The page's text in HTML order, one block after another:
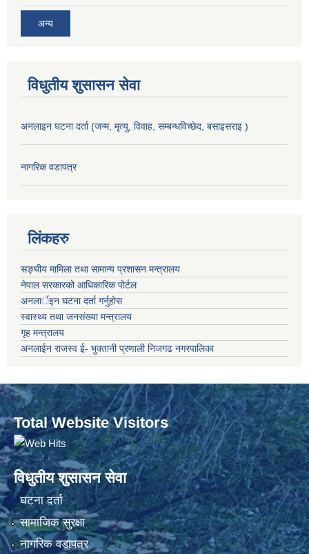
अन्य
विधुतीय शुसासन सेवा
अनलाइन घटना दर्ता (जन्म, मृत्यु, विवाह, सम्बन्धविच्छेद, बसाइसराइ )
नागरिक वडापत्र
लिंकहरु
सङ्‍घीय मामिला तथा सामान्य प्रशासन मन्त्रालय
नेपाल सरकारको आधिकारिक पोर्टल
अनलार्इन घटना दर्ता गर्नुहोस
स्वास्थ्य तथा जनसंख्या मन्त्रालय
गृह मन्त्रालय
अनलाईन राजस्व ई- भुक्तानी प्रणाली निजगढ नगरपालिका
Total Website Visitors
विधुतीय शुसासन सेवा
घटना दर्ता
सामाजिक सुरक्षा
नागरिक वडापत्र